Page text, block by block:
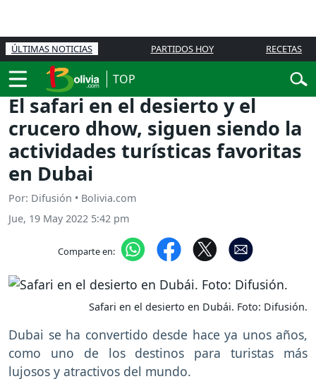
ÚLTIMAS NOTICIAS PARTIDOS HOY RECETAS
TOP
El safari en el desierto y el
crucero dhow, siguen siendo la
actividades turísticas favoritas
en Dubai
Por: Difusión • Bolivia.com
Jue, 19 May 2022 5:42 pm
Comparte en:
Safari en el desierto en Dubái. Foto: Difusión.
Dubai se ha convertido desde hace ya unos años,
como uno de los destinos para turistas más
lujosos y atractivos del mundo.